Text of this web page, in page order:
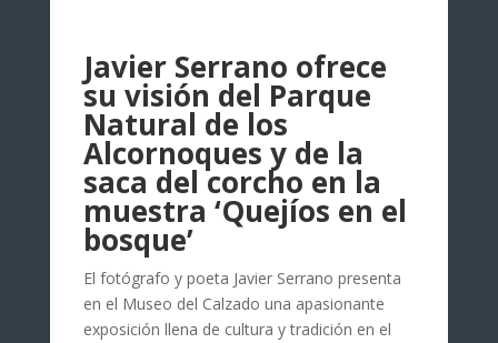
Javier Serrano ofrece
su visión del Parque
Natural de los
Alcornoques y de la
saca del corcho en la
muestra ‘Quejíos en el
bosque’
El fotógrafo y poeta Javier Serrano presenta
en el Museo del Calzado una apasionante
exposición llena de cultura y tradición en el